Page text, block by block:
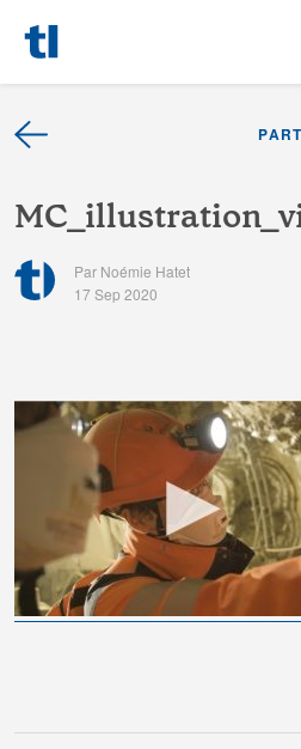
MC illustration v
Par Noémie Hatet
17 Sep 2020